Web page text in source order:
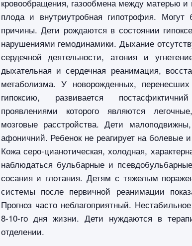
кровообращения, газообмена между матерью и
плода и внутриутробная гипотрофия. Могут
причины. Дети рождаются в состоянии
нарушениями гемодинамики. Дыхание
сердечной деятельности, атония и
дыхательная и сердечная реанимация,
метаболизма. У новорожденных,
гипоксию, развивается
проявлениями которого являются
мозговые расстройства. Дети
афоничний. Ребенок не реагирует на болевые
Кожа серо-цианотическая, холодная,
наблюдаться бульбарные и
сосания и глотания. Детям с тяжелым
системы после первичной реанимации
Прогноз часто неблагоприятный.
8-10-го дня жизни. Дети нуждаются в
отделении.